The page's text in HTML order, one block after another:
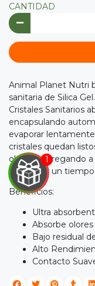
CANTIDAD
Animal Planet Nutri
sanitaria de Silica
Cristales Sanitarios
encapsulando
evaporar
cristales quedan
olores, entregando
fresca por un
Beneficios:
Ultra
Absorbe
Bajo residual
Alto
Contacto